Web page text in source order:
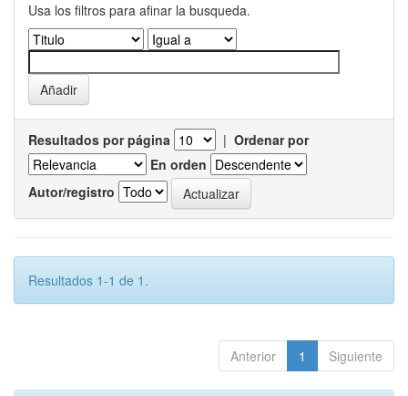
Usa los filtros para afinar la busqueda.
Resultados por página | Ordenar por
En orden
Autor/registro
Resultados 1-1 de 1.
Anterior 1 Siguiente